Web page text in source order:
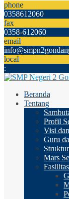
phone
0358612060
fax
0358-612060
email
local
:
Beranda
Tentang
Profil
Visi
Guru
Mars